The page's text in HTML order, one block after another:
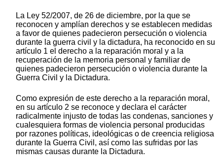
La Ley 52/2007, de 26 de diciembre, por la que se
reconocen y amplían derechos y se establecen medidas
a favor de quienes padecieron persecución o violencia
durante la guerra civil y la dictadura, ha reconocido en su
artículo 1 el derecho a la reparación moral y a la
recuperación de la memoria personal y familiar de
quienes padecieron persecución o violencia durante la
Guerra Civil y la Dictadura.
Como expresión de este derecho a la reparación moral,
en su artículo 2 se reconoce y declara el carácter
radicalmente injusto de todas las condenas, sanciones y
cualesquiera formas de violencia personal producidas
por razones políticas, ideológicas o de creencia religiosa
durante la Guerra Civil, así como las sufridas por las
mismas causas durante la Dictadura.